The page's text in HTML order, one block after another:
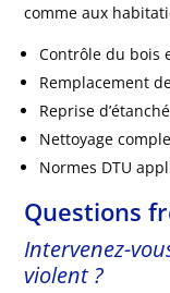
comme aux
Contrôle du bois
Remplacement
Reprise
Nettoyage
Normes DTU
Questions
Intervenez-
violent ?